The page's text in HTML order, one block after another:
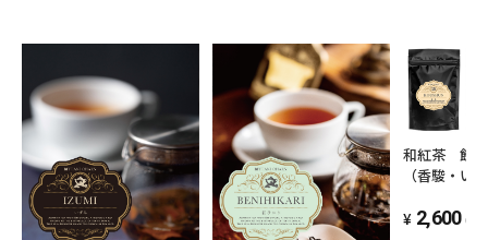
和紅茶 飲み
（香駿・い
2,600 (税